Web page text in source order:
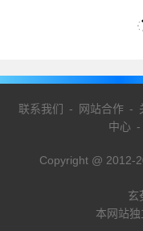
联系我们 - 网站合作-
中心 -
Copyright @ 2012-
玄
本网站